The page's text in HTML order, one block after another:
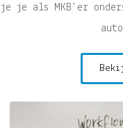
je je als MKB'er